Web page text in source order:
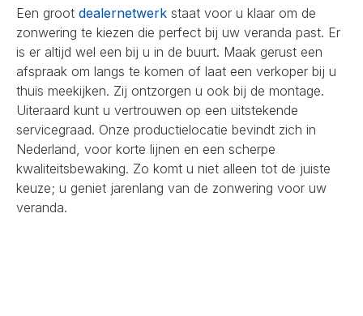
Een groot dealernetwerk staat voor u klaar om de
zonwering te kiezen die perfect bij uw veranda past. Er
is er altijd wel een bij u in de buurt. Maak gerust een
afspraak om langs te komen of laat een verkoper bij u
thuis meekijken. Zij ontzorgen u ook bij de montage.
Uiteraard kunt u vertrouwen op een uitstekende
servicegraad. Onze productielocatie bevindt zich in
Nederland, voor korte lijnen en een scherpe
kwaliteitsbewaking. Zo komt u niet alleen tot de juiste
keuze; u geniet jarenlang van de zonwering voor uw
veranda.